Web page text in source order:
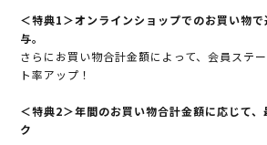
＜特典1＞オンラインショップでのお買い物
与。
さらにお買い物合計金額によって、会員ステ
ト率アップ！
＜特典2＞年間のお買い物合計金額に応じて
ク